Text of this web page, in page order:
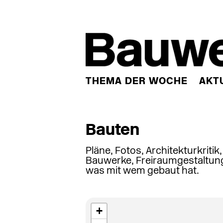
THEMA DER WOCHE
Bauten
Pläne, Fotos,
Bauwerke,
was mit wem gebaut hat.
+